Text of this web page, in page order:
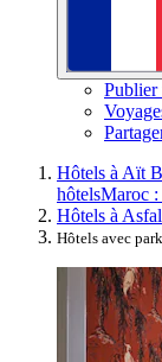
Publier
Hôtels à Aït
hôtelsMaroc :
Hôtels à
Hôtels avec